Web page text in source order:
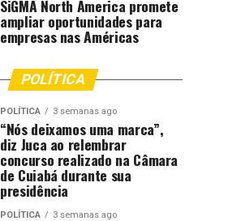
SiGMA North America promete
ampliar oportunidades para
empresas nas Américas
POLÍTICA
POLÍTICA 3 semanas ago
“Nós deixamos uma marca”,
diz Juca ao relembrar
concurso realizado na Câmara
de Cuiabá durante sua
presidência
POLÍTICA 3 semanas ago